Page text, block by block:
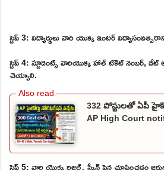
స్టెప్ 3: విద్యార్థులు వారి యొక్క ఇంటర్
స్టెప్ 4: స్టూడెంట్స్ వారియొక్క హాల్ టికెట్ నెంబర్, డేట్
చెయ్యాలి.
332 పోస్టులతో ఏపీ
AP High Court